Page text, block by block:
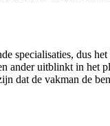
specialisaties, dus
ander uitblinkt in het
dat de vakman de